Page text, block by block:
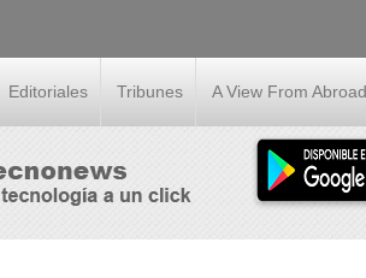
Editoriales Tribunes A View From Abroad